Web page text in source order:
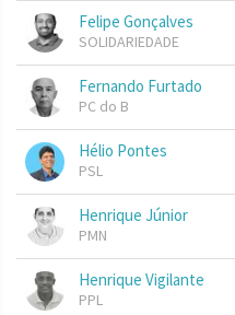
Felipe Gonçalves
SOLIDARIEDADE
Fernando Furtado
PC do B
Hélio Pontes
PSL
Henrique Júnior
PMN
Henrique Vigilante
PPL